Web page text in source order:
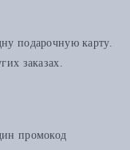
подарочную карту.
заказах.
промокод